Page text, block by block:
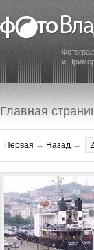
и
Главная
Первая ← Назад ←